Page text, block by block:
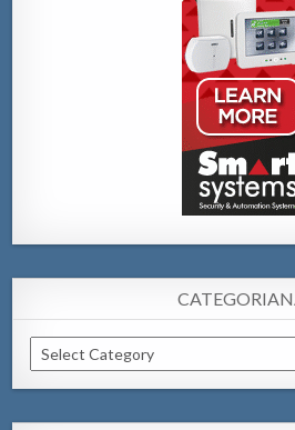
Categorianan